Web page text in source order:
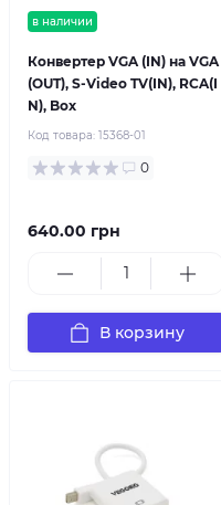
в наличии
Конвертер VGA (IN) на VGA
(OUT), S-Video TV(IN), RCA(I
N), Box
Код товара: 15368-01
0
640.00 грн
В корзину